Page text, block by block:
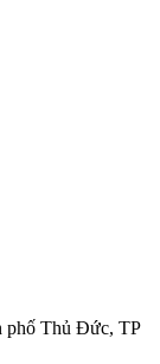
phố Thủ Đức, TP